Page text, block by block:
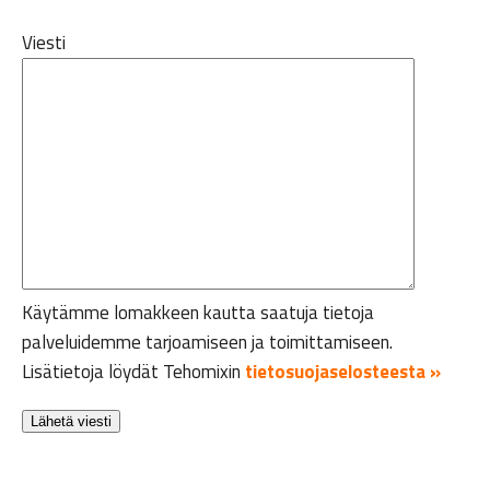
Viesti
Käytämme lomakkeen kautta saatuja tietoja
palveluidemme tarjoamiseen ja toimittamiseen.
Lisätietoja löydät Tehomixin tietosuojaselosteesta »